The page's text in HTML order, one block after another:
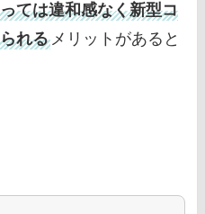
ては違和感なく新型コ
れるメリットがあると